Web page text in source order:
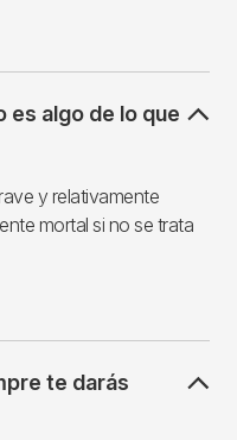
es algo de lo que
y relativamente
mortal si no se trata
te darás